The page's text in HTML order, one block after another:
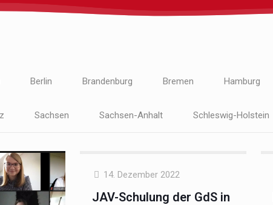
Berlin Brandenburg Bremen Hamburg
Sachsen Sachsen-Anhalt Schleswig-Holstein
14. Dezember 2022
JAV-Schulung der GdS in